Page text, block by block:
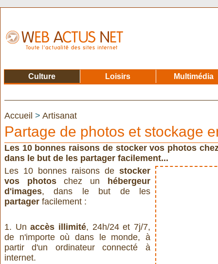
Accueil > Artisanat
Partage de photos et stockage
Les 10 bonnes raisons de stocker vos photos
dans le but de les partager facilement...
Les 10 bonnes raisons de stocker
vos photoschez un
hébergeur
d'images, dans le but de les
partager facilement :
1. Unaccès illimité, 24h/24 et 7j/7,
de n'importe où dans le monde, à
partir d'un ordinateur connecté à
internet.
Culture Loisirs Multimédia